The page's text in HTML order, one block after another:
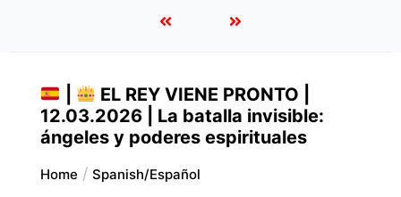
EL REY VIENE PRONTO |
12.03.2026 | La batalla invisible:
ángeles y poderes espirituales
Home Spanish/español